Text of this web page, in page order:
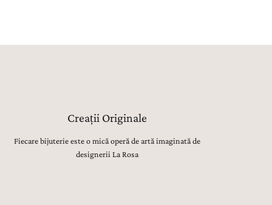
Creații Originale
Fiecare bijuterie este o mică operă de artă imaginată de
designerii La Rosa